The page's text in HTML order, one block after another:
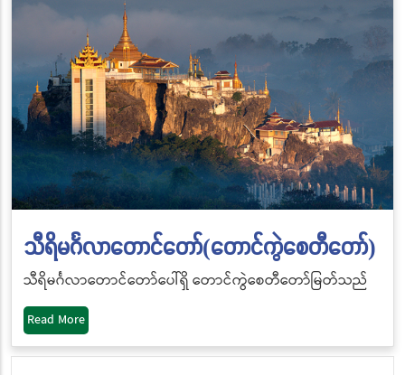
သီရိမင်္ဂလာတောင်တော်(တောင်ကွဲစေတီတော်)
သီရိမင်္ဂလာတောင်တော်ပေါ်ရှိ တောင်ကွဲစေတီတော်မြတ်သည်
Read More